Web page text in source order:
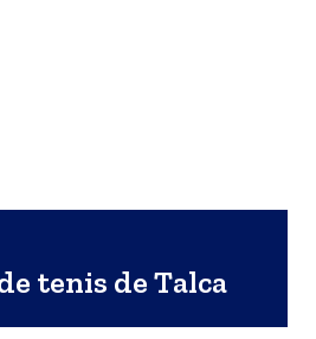
tenis de Talca